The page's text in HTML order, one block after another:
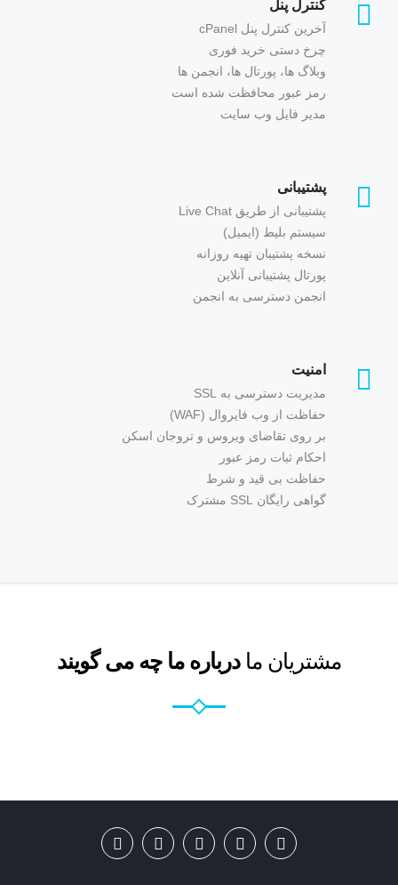
کنترل پنل
آخرین کنترل پنل cPanel
چرخ دستی خرید فوری
وبلاگ ها، پورتال ها، انجمن ها
رمز عبور محافظت شده است
مدیر فایل وب سایت
پشتیبانی
پشتیبانی از طریق Live Chat
سیستم بلیط (ایمیل)
نسخه پشتیبان تهیه روزانه
پورتال پشتیبانی آنلاین
انجمن دسترسی به انجمن
امنیت
مدیریت دسترسی به SSL
حفاظت از وب فایروال (WAF)
بر روی تقاضای ویروس و تروجان اسکن
احکام ثبات رمز عبور
حفاظت بی قید و شرط
گواهی رایگان SSL مشترک
مشتریان مادرباره ما چه می گویند